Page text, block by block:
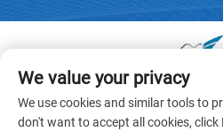
Усі права захищені © 2025
Machinery Co., Ltd. -Політика
We value your privacy
We use cookies and similar tools to
don't want to accept all cookies, click